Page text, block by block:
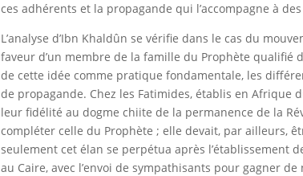
ces adhérents et la propagande qui l’accompagne à
L’analyse d’Ibn Khaldûn se vérifie dans le cas du
faveur d’un membre de la famille du Prophète qualifié
de cette idée comme pratique fondamentale, les
de propagande. Chez les Fatimides, établis en
leur fidélité au dogme chiite de la permanence de la
compléter celle du Prophète ; elle devait, par ailleurs,
seulement cet élan se perpétua après l’établissement
au Caire, avec l’envoi de sympathisants pour gagner